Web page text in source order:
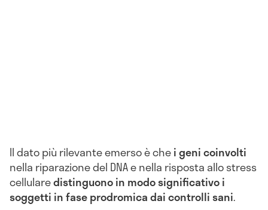
Il dato più rilevante emerso è chei geni coinvolti
nella riparazione del DNA e nella risposta allo stress
cellularedistinguono in modo significativo i
soggetti in fase prodromica dai controlli sani.